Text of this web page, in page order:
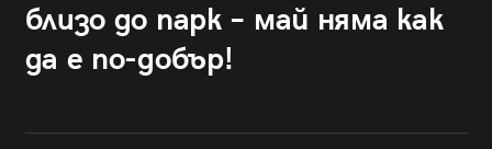
близо до парк – май няма как
да е по-добър!